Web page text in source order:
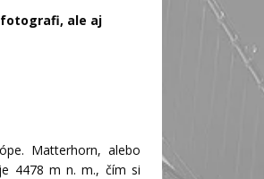
fotografi, ale aj
Matterhorn, alebo
4478 m n. m., čím si